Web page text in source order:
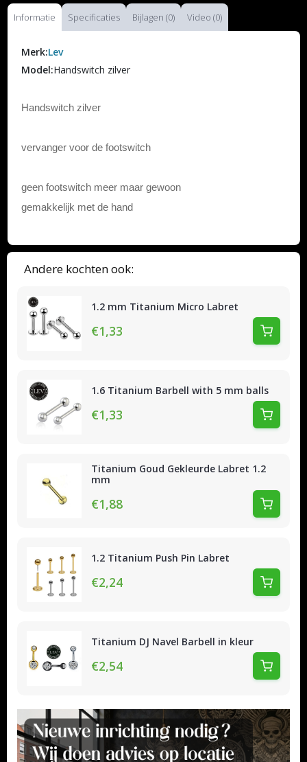
Andere kochten ook:
1.2 mm Titanium Micro Labret
€1,33
1.6 Titanium Barbell with 5 mm balls
€1,33
Titanium Goud Gekleurde Labret 1.2
mm
€1,88
1.2 Titanium Push Pin Labret
€2,24
Titanium DJ Navel Barbell in kleur
€2,54
Informatie Specificaties Bijlagen (0) Video (0)
Merk:Lev
Model:Handswitch zilver
Handswitch zilver
vervanger voor de footswitch
geen footswitch meer maar gewoon
gemakkelijk met de hand